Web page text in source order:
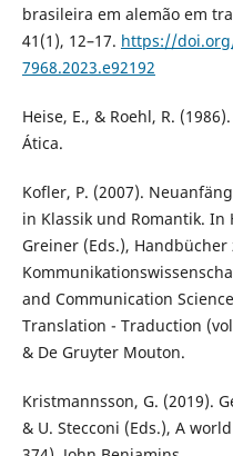
brasileira em alemão em
41(1), 12–17. https://
7968.2023.e92192
Heise, E., & Roehl, R.
Ática.
Kofler, P. (2007).
in Klassik und Romantik. In
Greiner (Eds.),
and Communication
Translation - Traduction
& De Gruyter Mouton.
Kristmannsson, G. (2019).
& U. Stecconi (Eds.), A